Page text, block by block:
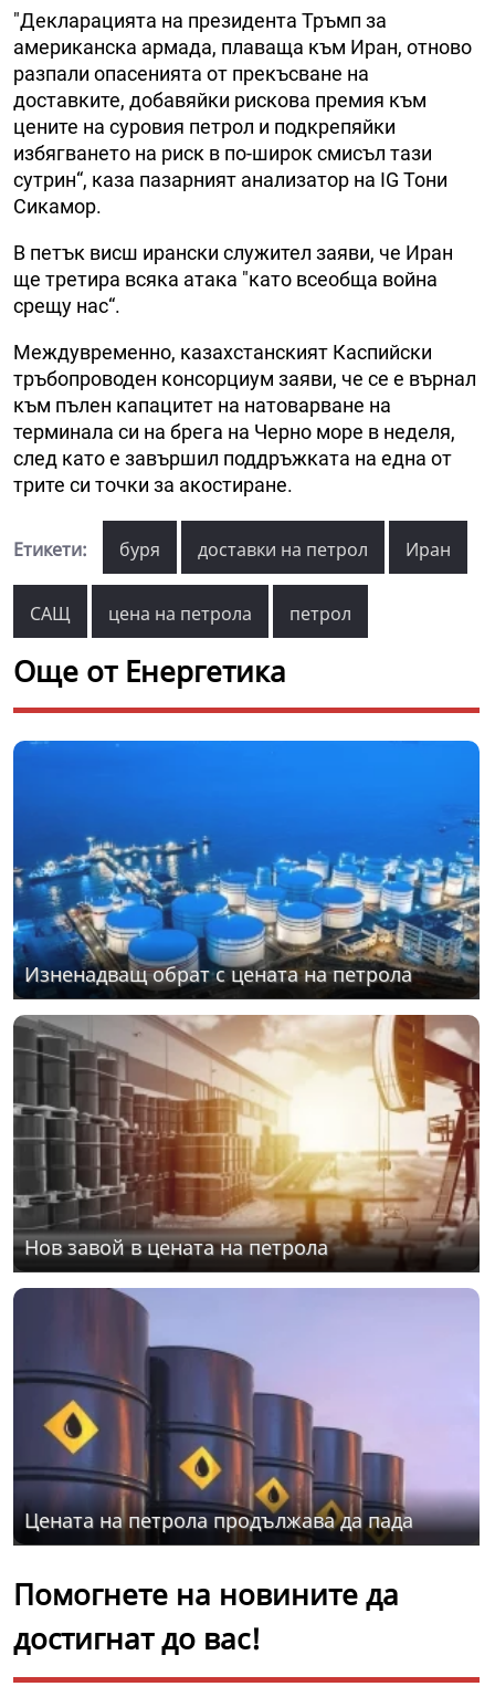
"Декларацията на президента Тръмп за
американска армада, плаваща към Иран, отново
разпали опасенията от прекъсване на
доставките, добавяйки рискова премия към
цените на суровия петрол и подкрепяйки
избягването на риск в по-широк смисъл тази
сутрин“, каза пазарният анализатор на IG Тони
Сикамор.
В петък висш ирански служител заяви, че Иран
ще третира всяка атака "като всеобща война
срещу нас“.
Междувременно, казахстанският Каспийски
тръбопроводен консорциум заяви, че се е върнал
към пълен капацитет на натоварване на
терминала си на брега на Черно море в неделя,
след като е завършил поддръжката на една от
трите си точки за акостиране.
Етикети: буря доставки на петрол Иран
САЩ цена на петрола петрол
Още от Енергетика
Изненадващ обрат с цената на петрола
Нов завой в цената на петрола
Цената на петрола продължава да пада
Помогнете на новините да
достигнат до вас!